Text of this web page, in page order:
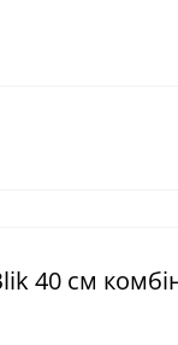
40 см